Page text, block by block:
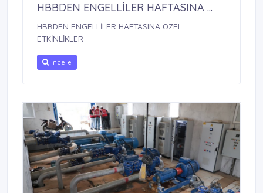
HBBDEN ENGELLİLER HAFTASINA ...
HBBDEN ENGELLİLER HAFTASINA ÖZEL
ETKİNLİKLER
İncele